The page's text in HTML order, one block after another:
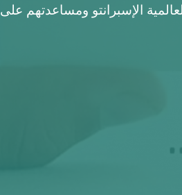
الإسبرانتو ومساعدتهم على